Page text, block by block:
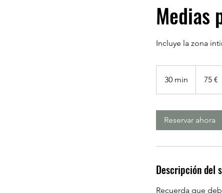
Medias
Incluye la zona
30 min
0
75 €
Reservar ahora
Descripción del
Recuerda que